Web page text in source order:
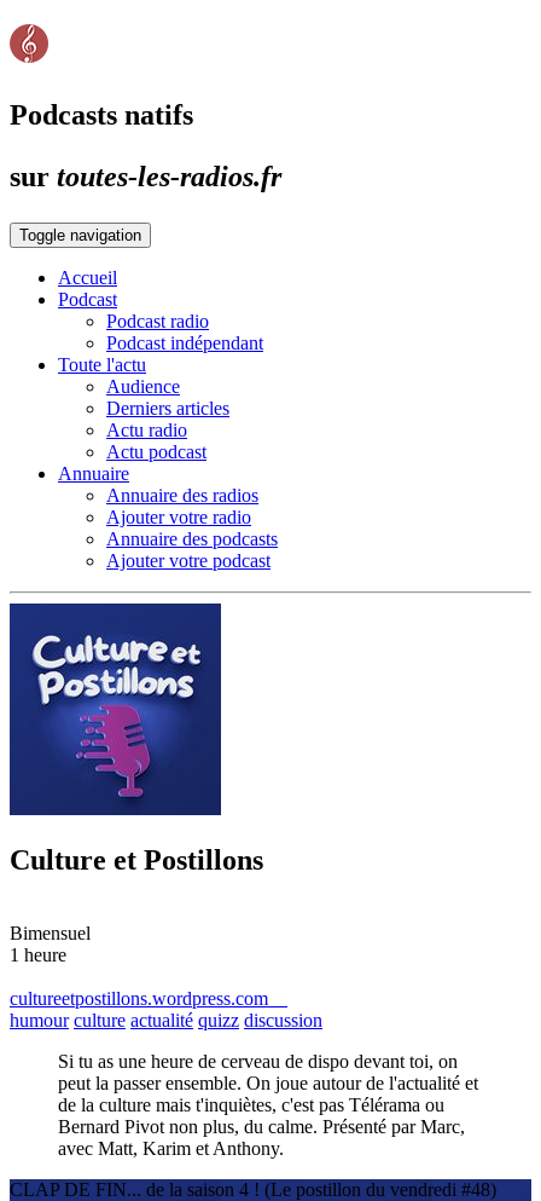
Podcasts natifs
sur toutes-les-radios.fr
Toggle navigation
Accueil
Podcast
Podcast radio
Podcast indépendant
Toute l'actu
Audience
Derniers articles
Actu radio
Actu podcast
Annuaire
Annuaire des radios
Ajouter votre radio
Annuaire des podcasts
Ajouter votre podcast
Culture et Postillons
Bimensuel
1 heure
cultureetpostillons.wordpress.com
humour culture actualité quizz discussion
Si tu as une heure de cerveau de dispo devant toi, on
peut la passer ensemble. On joue autour de l'actualité et
de la culture mais t'inquiètes, c'est pas Télérama ou
Bernard Pivot non plus, du calme. Présenté par Marc,
avec Matt, Karim et Anthony.
CLAP DE FIN... de la saison 4 ! (Le postillon du vendredi #48)